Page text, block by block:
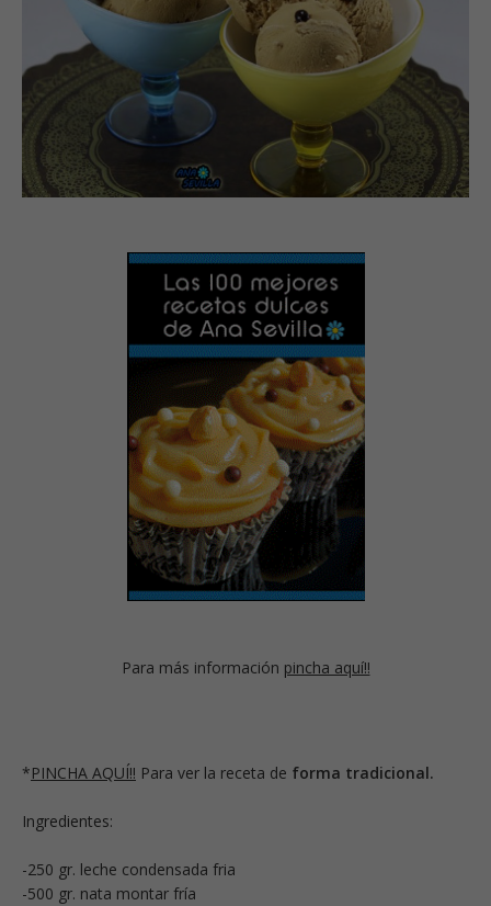
Para más información pincha aquí!!
*PINCHA AQUÍ!! Para ver la receta de forma tradicional.
Ingredientes:
-250 gr. leche condensada fria
-500 gr. nata montar fría